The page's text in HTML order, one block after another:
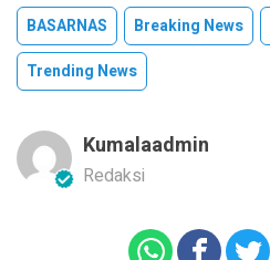
BASARNAS Breaking News
Trending News
Kumalaadmin
Redaksi